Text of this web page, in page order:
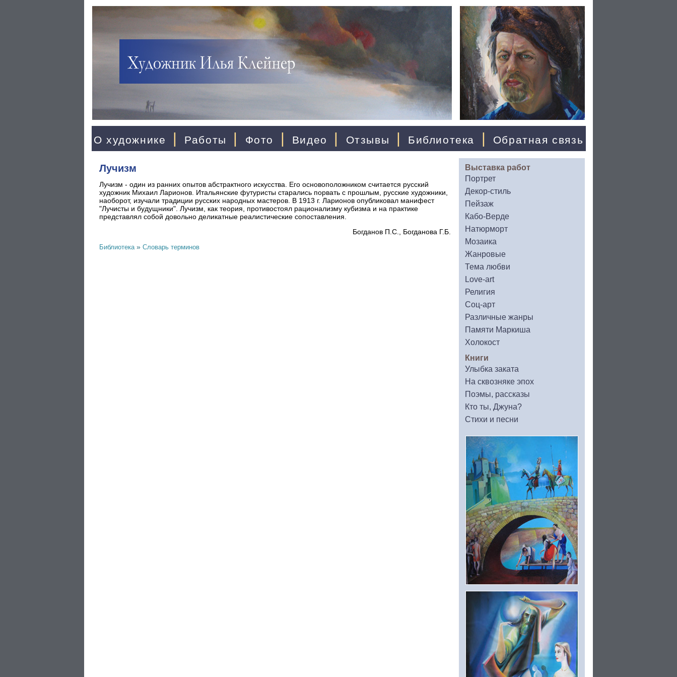
О художнике | Работы | Фото | Видео | Отзывы | Библиотека | Обратная связь
Лучизм
Лучизм - один из ранних опытов абстрактного искусства. Его основоположником считается русский
художник Михаил Ларионов. Итальянские футуристы старались порвать с прошлым, русские художники,
наоборот, изучали традиции русских народных мастеров. В 1913 г. Ларионов опубликовал манифест
"Лучисты и будущники". Лучизм, как теория, противостоял рационализму кубизма и на практике
представлял собой довольно деликатные реалистические сопоставления.
Бoгдaнoв П.С., Бoгдaнoвa Г.Б.
Библиотека » Словарь терминов
Выставка работ
Портрет
Декор-стиль
Пейзаж
Кабо-Верде
Натюрморт
Мозаика
Жанровые
Тема любви
Love-art
Религия
Соц-арт
Различные жанры
Памяти Маркиша
Холокост
Книги
Улыбка заката
На сквозняке эпох
Поэмы, рассказы
Кто ты, Джуна?
Стихи и песни